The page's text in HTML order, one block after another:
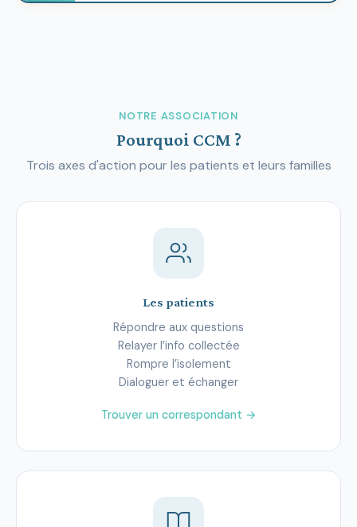
NOTRE ASSOCIATION
Pourquoi CCM ?
Trois axes d'action pour les patients et leurs familles
Les patients
Répondre aux questions
Relayer l’info collectée
Rompre l’isolement
Dialoguer et échanger
Trouver un correspondant →